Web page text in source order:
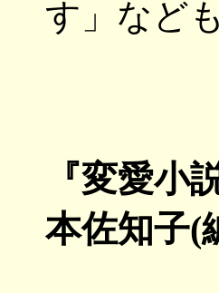
す」など
『変愛
本佐知子(